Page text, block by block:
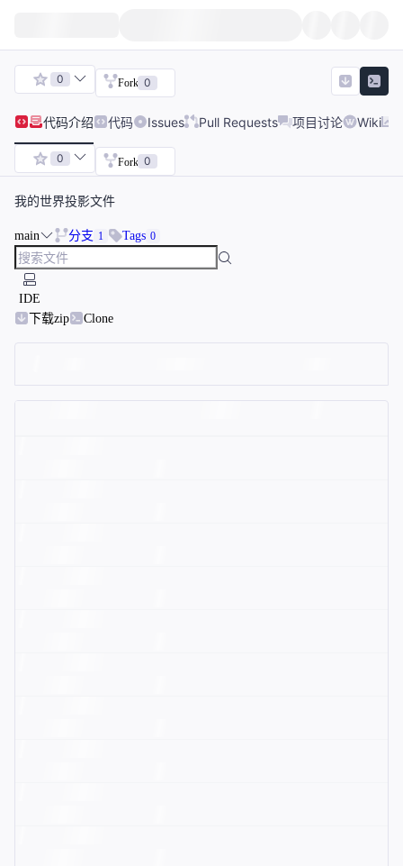
0 Fork 0
代码介绍 代码 Issues Pull Requests 项目讨论 Wiki
0 Fork 0
我的世界投影文件
main 分支 1 Tags 0
IDE
下载zip
Clone